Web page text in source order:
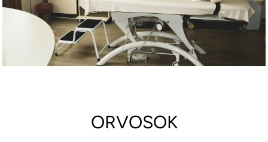
ORVOSOK